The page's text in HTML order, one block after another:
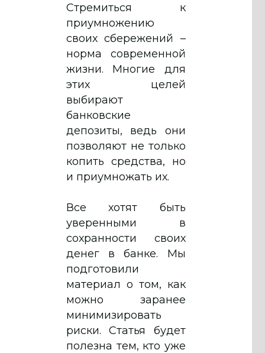
Стремиться к
приумножению
своих сбережений –
норма современной
жизни. Многие для
этих целей
выбирают
банковские
депозиты, ведь они
позволяют не только
копить средства, но
и приумножать их.
Все хотят быть
уверенными в
сохранности своих
денег в банке. Мы
подготовили
материал о том, как
можно заранее
минимизировать
риски. Статья будет
полезна тем, кто уже